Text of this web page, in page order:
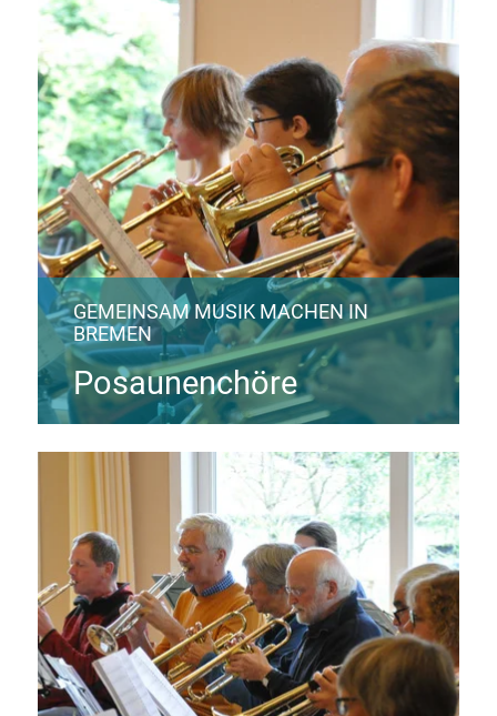
GEMEINSAM MUSIK MACHEN IN
BREMEN
Posaunenchöre